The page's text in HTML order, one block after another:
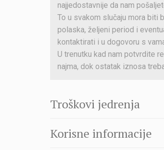
najjedostavnije da nam
To u svakom slučaju mora biti
polaska, željeni period i
kontaktirati i u dogovoru s
U trenutku kad nam potvrdite
najma, dok ostatak iznosa
Troškovi jedrenja
Korisne informacije